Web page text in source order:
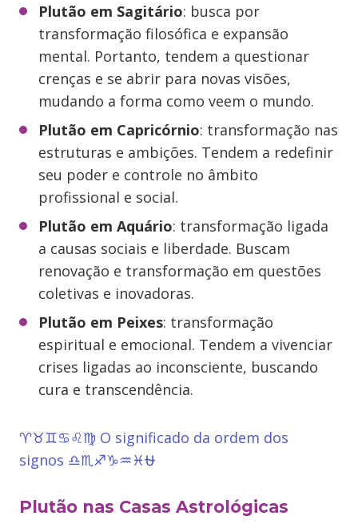
Plutão em Sagitário: busca por
transformação filosófica e expansão
mental. Portanto, tendem a questionar
crenças e se abrir para novas visões,
mudando a forma como veem o mundo.
Plutão em Capricórnio: transformação nas
estruturas e ambições. Tendem a redefinir
seu poder e controle no âmbito
profissional e social.
Plutão em Aquário: transformação ligada
a causas sociais e liberdade. Buscam
renovação e transformação em questões
coletivas e inovadoras.
Plutão em Peixes: transformação
espiritual e emocional. Tendem a vivenciar
crises ligadas ao inconsciente, buscando
cura e transcendência.
♈♉♊♋♌♍ O significado da ordem dos
signos ♎♏♐♑♒♓⛎
Plutão nas Casas Astrológicas